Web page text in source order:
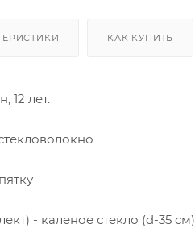
КАК КУПИТЬ
12 лет.
- каленое стекло (d-35 см)